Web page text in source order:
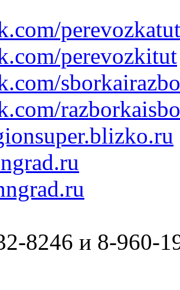
perevozkatut
perevozkitut
8246 и 8-960-